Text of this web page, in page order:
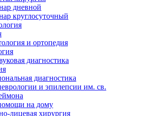
дневной
круглосуточный
и ортопедия
диагностика
диагностика
и эпилепсии им. св.
на дому
лицевая хирургия